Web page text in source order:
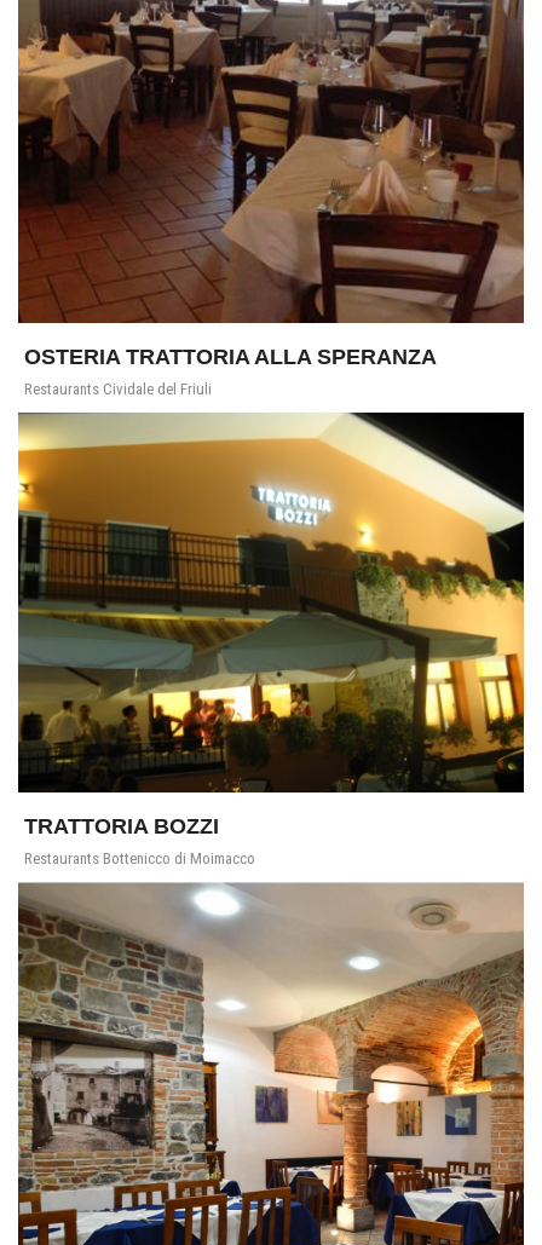
OSTERIA TRATTORIA ALLA SPERANZA
Restaurants Cividale del Friuli
TRATTORIA BOZZI
Restaurants Bottenicco di Moimacco